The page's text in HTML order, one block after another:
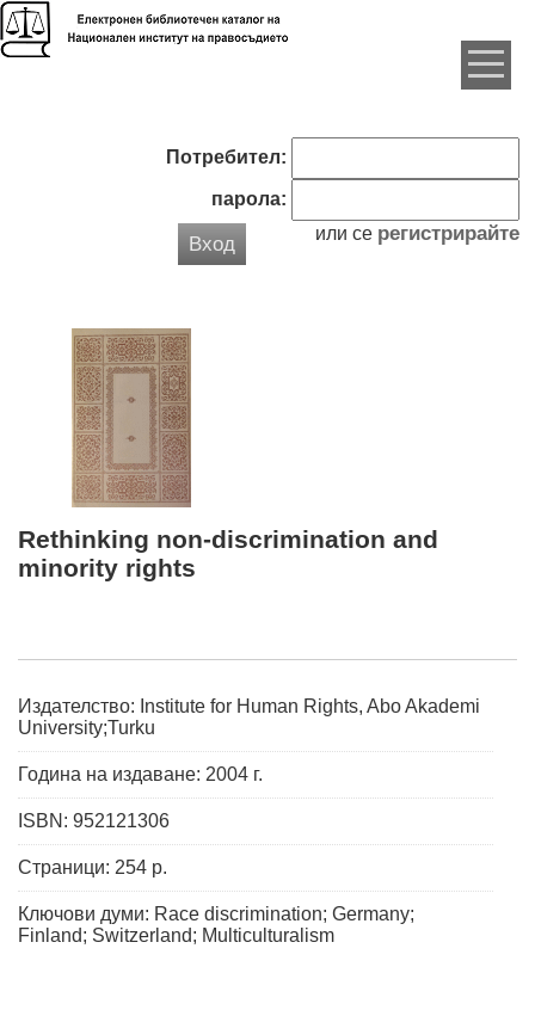
Потребител:
парола:
Вход или се регистрирайте
Rethinking non-discrimination and
minority rights
Издателство: Institute for Human Rights, Abo Akademi
University;Turku
Година на издаване: 2004 г.
ISBN: 952121306
Страници: 254 p.
Ключови думи: Race discrimination; Germany;
Finland; Switzerland; Multiculturalism